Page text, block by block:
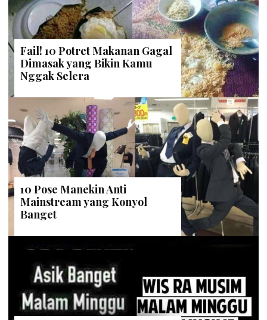
Fail! 10 Potret Makanan Gagal
Dimasak yang Bikin Kamu
Nggak Selera
10 Pose Manekin Anti
Mainstream yang Konyol
Banget